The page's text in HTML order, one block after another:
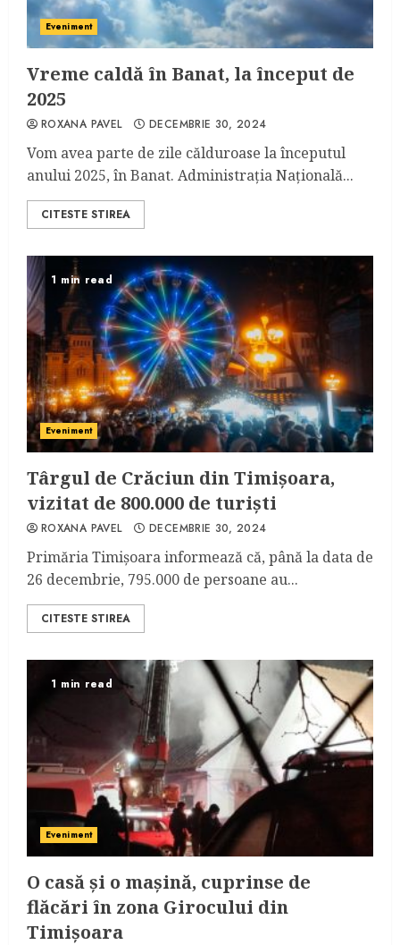
Eveniment
Vreme caldă în Banat, la început de
2025
ROXANA PAVEL DECEMBRIE 30, 2024
Vom avea parte de zile călduroase la începutul
anului 2025, în Banat. Administrația Națională...
CITESTE STIREA
1 min read
Eveniment
Târgul de Crăciun din Timișoara,
vizitat de 800.000 de turiști
ROXANA PAVEL DECEMBRIE 30, 2024
Primăria Timișoara informează că, până la data de
26 decembrie, 795.000 de persoane au...
CITESTE STIREA
1 min read
Eveniment
O casă și o mașină, cuprinse de
flăcări în zona Girocului din
Timișoara